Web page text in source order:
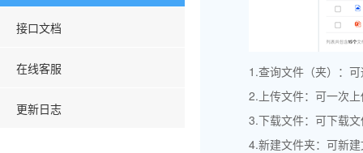
接口文档
在线客服
更新日志
1.查询文件（夹）：
2.上传文件：可一次
3.下载文件：可下载
4.新建文件夹：可新